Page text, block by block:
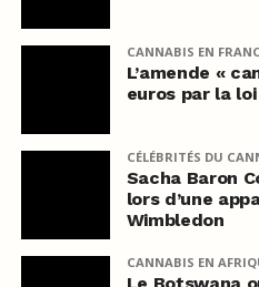
CANNABIS EN
L’amende «
euros par la loi
CÉLÉBRITÉS DU
Sacha Baron
lors d’une
Wimbledon
CANNABIS EN